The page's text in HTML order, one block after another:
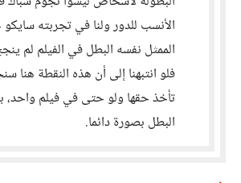
الأنسب للدور ولنا في تجربته
الممثل نفسه البطل في الفيلم لم
فلو انتبهنا إلى أن هذه النقطة هنا
تأخذ حقها ولو حتى في فيلم واحد،
البطل بصورة دائما.